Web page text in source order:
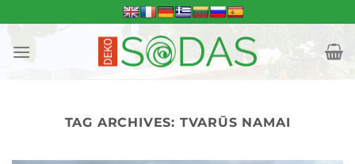
to
content
TAG ARCHIVES: TVARŪS NAMAI